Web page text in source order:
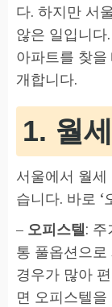
다. 하지만 서
않은 일입니
아파트를 찾
개합니다.
1. 월
서울에서 월
습니다. 바로 ‘
– 오피스텔:
통 풀옵션으
경우가 많아
면 오피스텔